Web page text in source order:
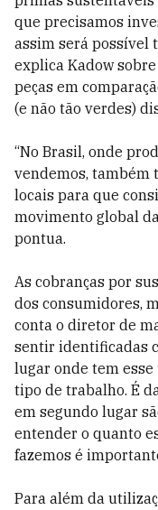
que precisamos
assim será possível
explica Kadow
peças em
(e não tão verdes)
“No Brasil, onde
vendemos, também
locais para que
movimento global
pontua.
As cobranças por
dos consumidores,
conta o diretor de
sentir identificadas
lugar onde tem
tipo de trabalho. É
em segundo lugar
entender o quanto
fazemos é
Para além da